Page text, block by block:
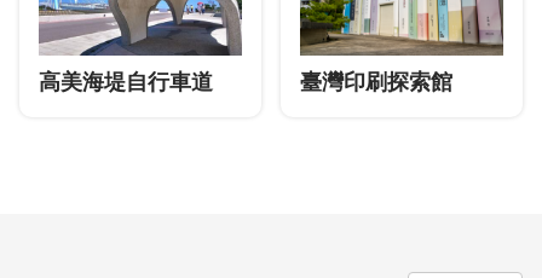
高美海堤自行車道 臺灣印刷探索館